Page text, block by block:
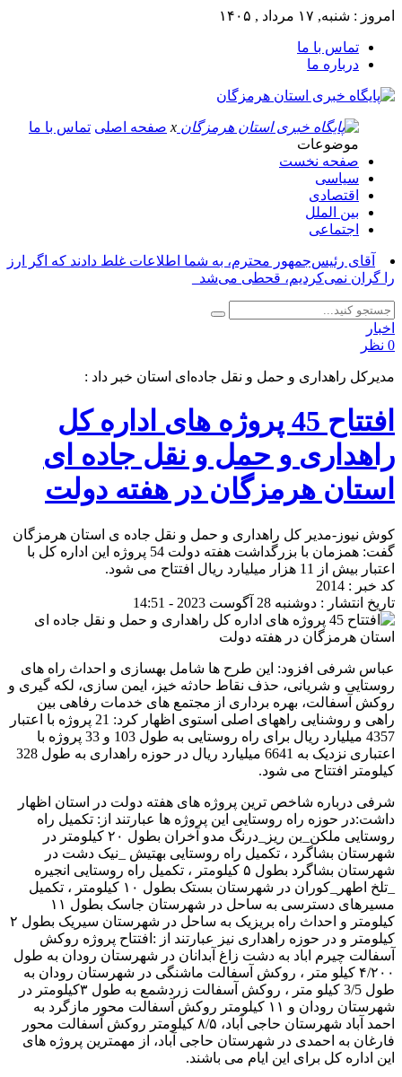
امروز : شنبه, ۱۷ مرداد , ۱۴۰۵
تماس با ما
درباره ما
x صفحه اصلی تماس با ما
موضوعات
صفحه نخست
سیاسی
اقتصادی
بین الملل
اجتماعی
آقای رئیس‌جمهور محترم، به شما اطلاعات غلط دادند که اگر ارز
را گران نمی‌کردیم، قحطی می‌شد_
اخبار
0 نظر
مدیرکل راهداری و حمل و نقل جاده‌ای استان خبر داد :
افتتاح 45 پروژه های اداره کل
راهداری و حمل و نقل جاده ای
استان هرمزگان در هفته دولت
کوش نیوز-مدیر کل راهداری و حمل و نقل جاده ی استان هرمزگان
گفت: همزمان با بزرگداشت هفته دولت 54 پروژه این اداره کل با
اعتبار بیش از 11 هزار میلیارد ریال افتتاح می شود.
کد خبر : 2014
تاریخ انتشار : دوشنبه 28 آگوست 2023 - 14:51
عباس شرفی افزود: این طرح ها شامل بهسازی و احداث راه های
روستایی و شریانی، حذف نقاط حادثه خیز، ایمن سازی، لکه گیری و
روکش آسفالت، بهره برداری از مجتمع های خدمات رفاهی بین
راهی و روشنایی راههای اصلی استوی اظهار کرد: 21 پروژه با اعتبار
4357 میلیارد ریال برای راه روستایی به طول 103 و 33 پروژه با
اعتباری نزدیک به 6641 میلیارد ریال در حوزه راهداری به طول 328
کیلومتر افتتاح می شود.
شرفی درباره شاخص ترین پروژه های هفته دولت در استان اظهار
داشت:در حوزه راه روستایی این پروژه ها عبارتند از: تکمیل راه
روستایی ملکن_بن ریز_درنگ مدو آخران بطول ۲۰ کیلومتر در
شهرستان بشاگرد ، تکمیل راه روستایی بهتیش _نیک دشت در
شهرستان بشاگرد بطول ۵ کیلومتر ، تکمیل راه روستایی انجیره
_تلخ اطهر_کوران در شهرستان بستک بطول ۱۰ کیلومتر ، تکمیل
مسیرهای دسترسی به ساحل در شهرستان جاسک بطول ۱۱
کیلومتر و احداث راه بریزیک به ساحل در شهرستان سیریک بطول ۲
کیلومتر و در حوزه راهداری نیز عبارتند از :افتتاح پروژه روکش
آسفالت چیرم اباد به دشت زاغ آبدانان در شهرستان رودان به طول
۴/۲۰۰ کیلو متر ، روکش آسفالت ماشنگی در شهرستان رودان به
طول 3/5 کیلو متر ، روکش آسفالت زردشمع به طول ۳کیلومتر در
شهرستان رودان و ۱۱ کیلومتر روکش آسفالت محور مازگرد به
احمد آباد شهرستان حاجی آباد، ۸/۵ کیلومتر روکش آسفالت محور
فارغان به احمدی در شهرستان حاجی آباد، از مهمترین پروژه های
این اداره کل برای این ایام می باشند.